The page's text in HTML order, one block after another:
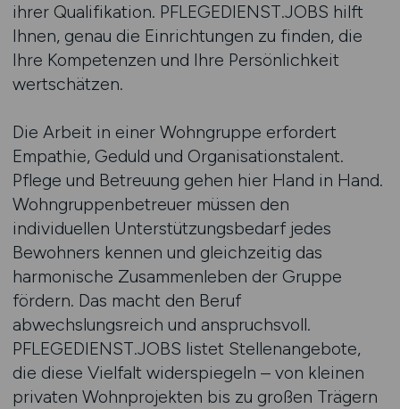
ihrer Qualifikation. PFLEGEDIENST.JOBS hilft
Ihnen, genau die Einrichtungen zu finden, die
Ihre Kompetenzen und Ihre Persönlichkeit
wertschätzen.
Die Arbeit in einer Wohngruppe erfordert
Empathie, Geduld und Organisationstalent.
Pflege und Betreuung gehen hier Hand in Hand.
Wohngruppenbetreuer müssen den
individuellen Unterstützungsbedarf jedes
Bewohners kennen und gleichzeitig das
harmonische Zusammenleben der Gruppe
fördern. Das macht den Beruf
abwechslungsreich und anspruchsvoll.
PFLEGEDIENST.JOBS listet Stellenangebote,
die diese Vielfalt widerspiegeln – von kleinen
privaten Wohnprojekten bis zu großen Trägern